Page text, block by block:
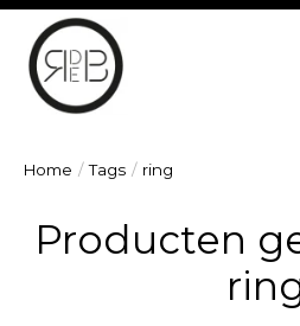
Home / Tags / ring
Producten